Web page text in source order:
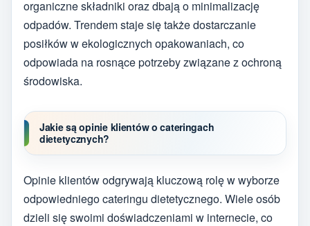
organiczne składniki oraz dbają o minimalizację
odpadów. Trendem staje się także dostarczanie
posiłków w ekologicznych opakowaniach, co
odpowiada na rosnące potrzeby związane z ochroną
środowiska.
Jakie są opinie klientów o cateringach
dietetycznych?
Opinie klientów odgrywają kluczową rolę w wyborze
odpowiedniego cateringu dietetycznego. Wiele osób
dzieli się swoimi doświadczeniami w internecie, co